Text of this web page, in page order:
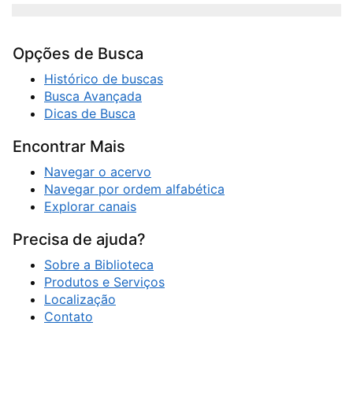
Opções de Busca
Histórico de buscas
Busca Avançada
Dicas de Busca
Encontrar Mais
Navegar o acervo
Navegar por ordem alfabética
Explorar canais
Precisa de ajuda?
Sobre a Biblioteca
Produtos e Serviços
Localização
Contato